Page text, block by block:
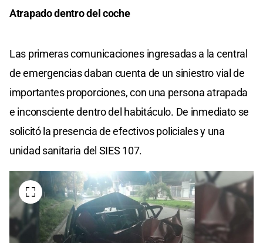
Atrapado dentro del coche
Las primeras comunicaciones ingresadas a la central
de emergencias daban cuenta de un siniestro vial de
importantes proporciones, con una persona atrapada
e inconsciente dentro del habitáculo. De inmediato se
solicitó la presencia de efectivos policiales y una
unidad sanitaria del SIES 107.